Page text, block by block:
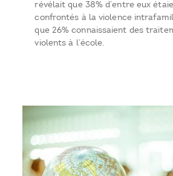
révélait que 38% d’entre eux
confrontés à la violence
que 26% connaissaient des
violents à l’école.